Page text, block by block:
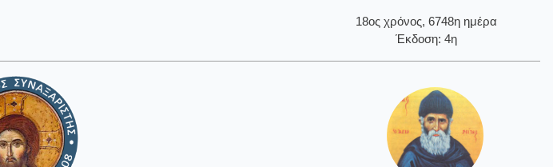
18ος χρόνος, 6748η ημέρα
Έκδοση: 4η